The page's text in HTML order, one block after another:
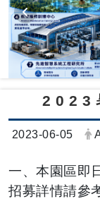
2023
日期：
2023-06-05
一、本園區即
招募詳情請參